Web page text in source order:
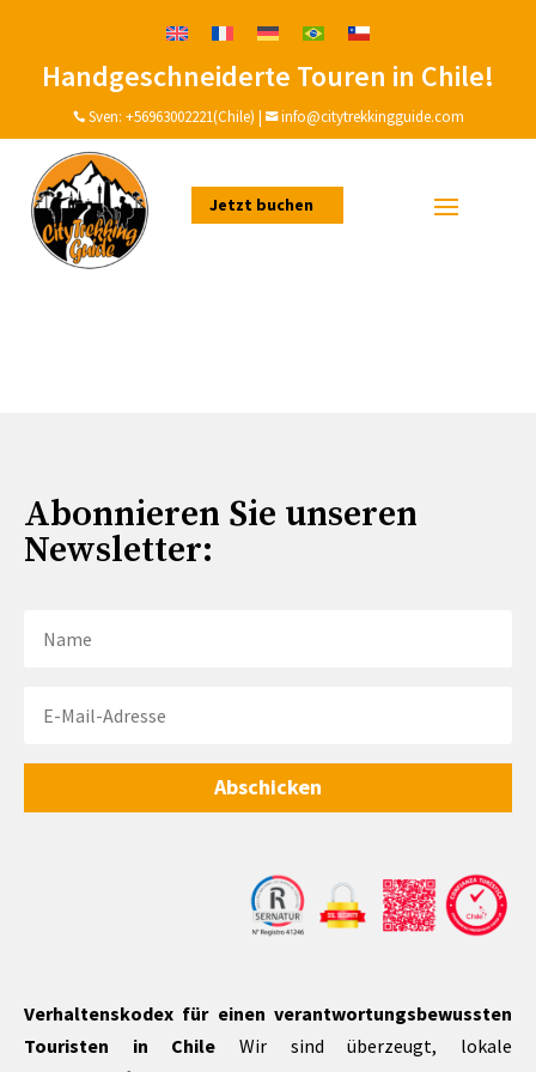
Handgeschneiderte Touren in Chile!
Sven: +56963002221(Chile) |  info@citytrekkingguide.com
Jetzt buchen
Abonnieren Sie unseren
Newsletter:
Abschicken
Verhaltenskodex für einen verantwortungsbewussten
Touristen in Chile Wir sind überzeugt, lokale